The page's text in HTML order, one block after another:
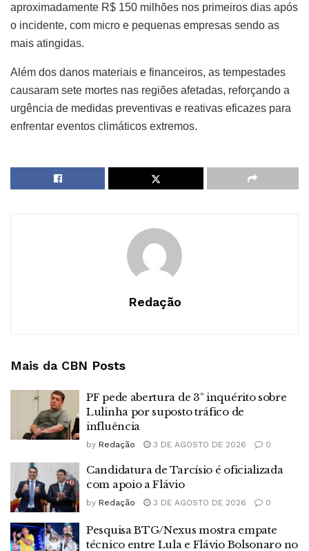
aproximadamente R$ 150 milhões nos primeiros dias após
o incidente, com micro e pequenas empresas sendo as
mais atingidas.
Além dos danos materiais e financeiros, as tempestades
causaram sete mortes nas regiões afetadas, reforçando a
urgência de medidas preventivas e reativas eficazes para
enfrentar eventos climáticos extremos.
Redação
Mais da CBN Posts
PF pede abertura de 3º inquérito sobre
Lulinha por suposto tráfico de
influência
by Redação 3 DE AGOSTO DE 2026 0
Candidatura de Tarcísio é oficializada
com apoio a Flávio
by Redação 3 DE AGOSTO DE 2026 0
Pesquisa BTG/Nexus mostra empate
técnico entre Lula e Flávio Bolsonaro no